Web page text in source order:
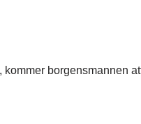
kommer borgensmannen